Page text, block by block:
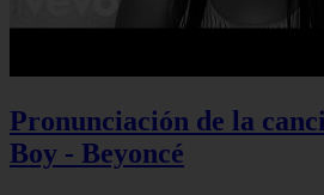
Pronunciación de la
Boy - Beyoncé